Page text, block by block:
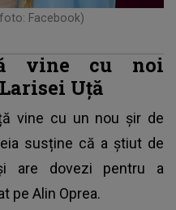
Facebook)
vine cu noi
Uță
vine cu un nou șir de
susține că a știut de
are dovezi pentru a
pe Alin Oprea.